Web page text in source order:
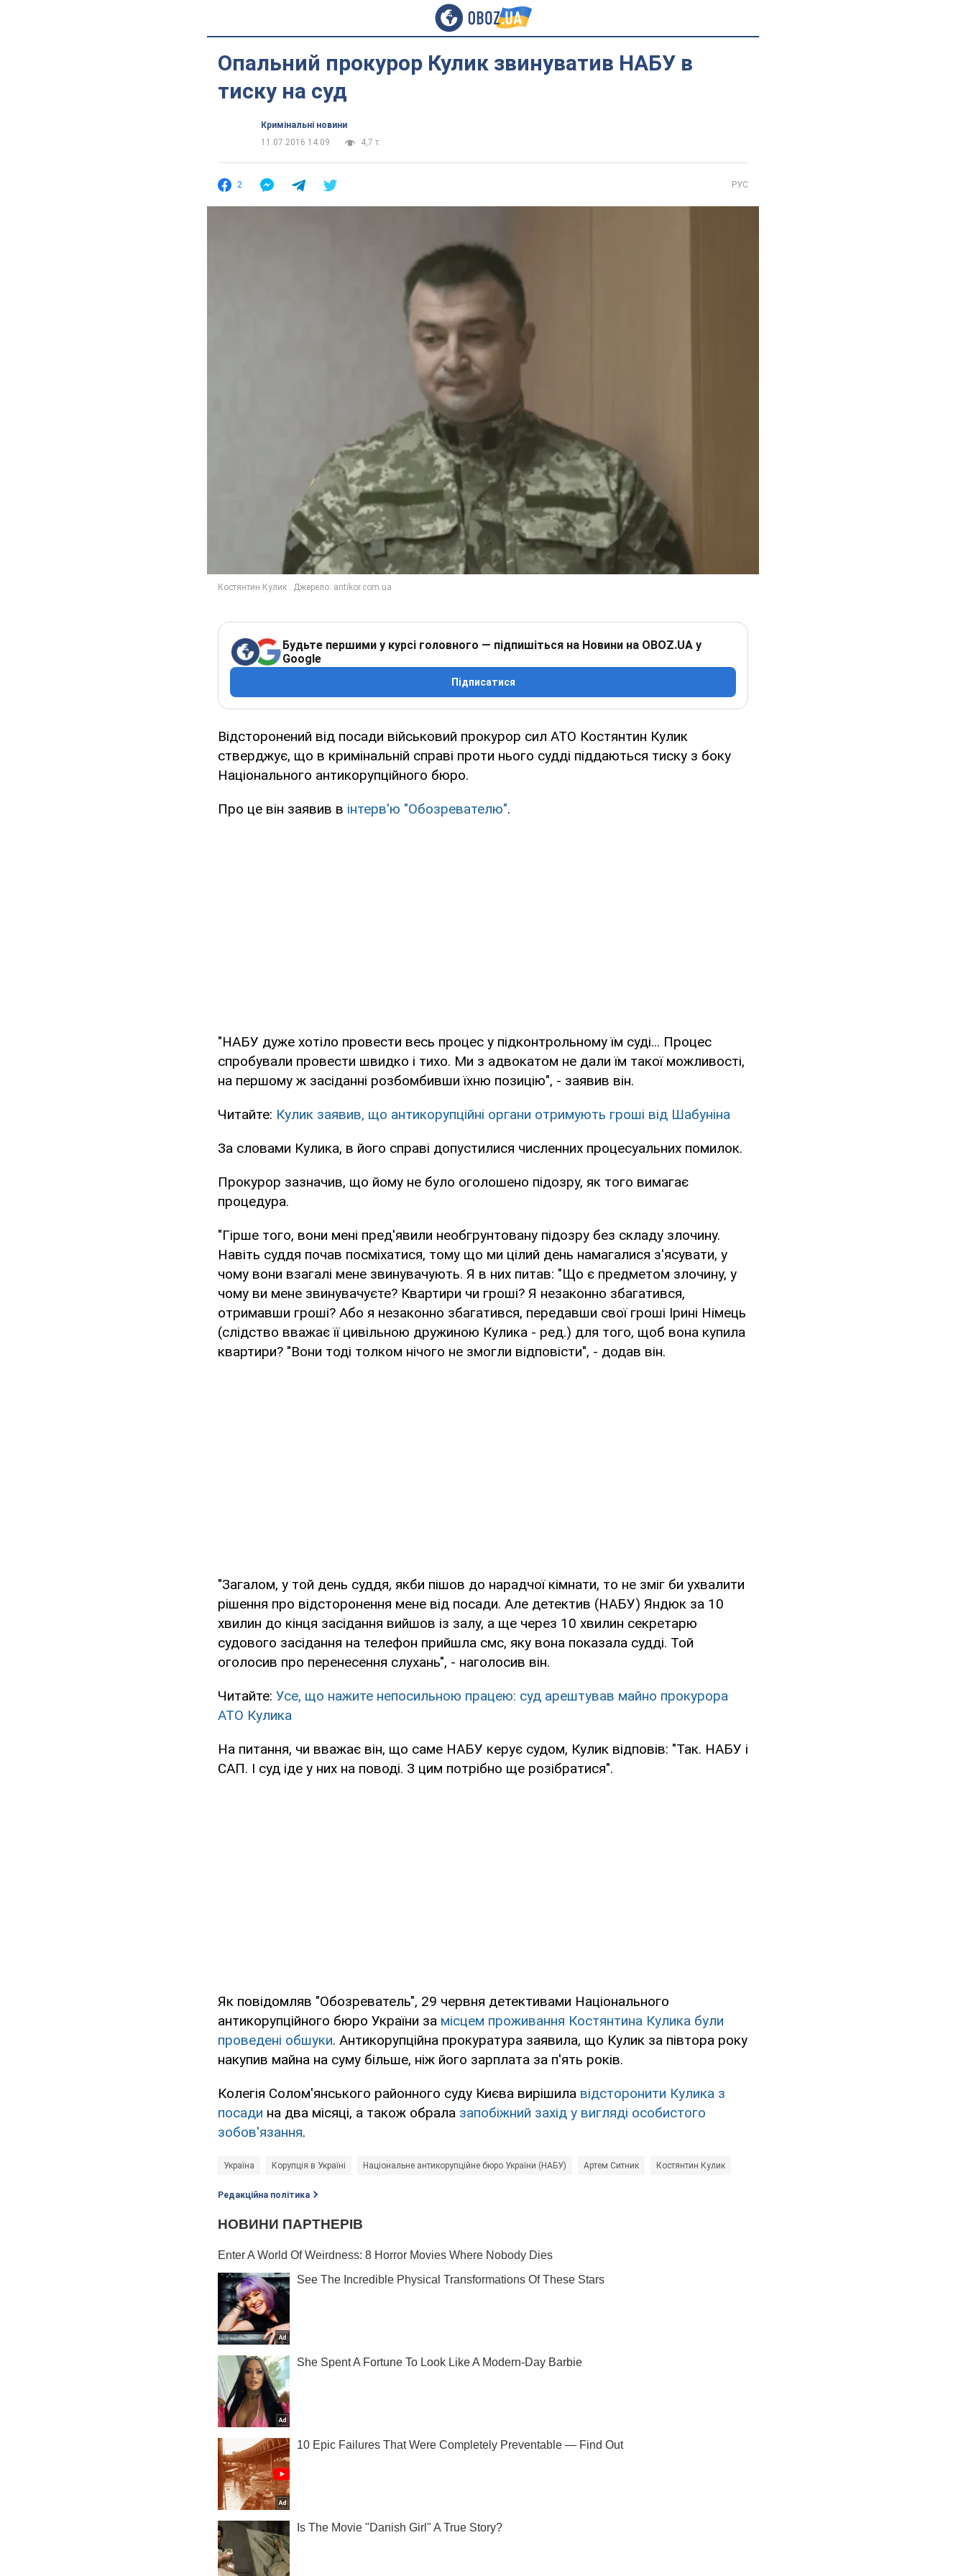
Опальний прокурор Кулик звинуватив НАБУ в
тиску на суд
Кримінальні новини
11.07.2016 14:09
4,7 т.
2 РУС
Будьте першими у курсі головного — підпишіться на Новини на OBOZ.UA у
Google
Підписатися
Відсторонений від посади військовий прокурор сил АТО Костянтин Кулик
стверджує, що в кримінальній справі проти нього судді піддаються тиску з боку
Національного антикорупційного бюро.
Про це він заявив в інтерв'ю "Обозревателю".
"НАБУ дуже хотіло провести весь процес у підконтрольному їм суді... Процес
спробували провести швидко і тихо. Ми з адвокатом не дали їм такої можливості,
на першому ж засіданні розбомбивши їхню позицію", - заявив він.
Читайте: Кулик заявив, що антикорупційні органи отримують гроші від Шабуніна
За словами Кулика, в його справі допустилися численних процесуальних помилок.
Прокурор зазначив, що йому не було оголошено підозру, як того вимагає
процедура.
"Гірше того, вони мені пред'явили необгрунтовану підозру без складу злочину.
Навіть суддя почав посміхатися, тому що ми цілий день намагалися з'ясувати, у
чому вони взагалі мене звинувачують. Я в них питав: "Що є предметом злочину, у
чому ви мене звинувачуєте? Квартири чи гроші? Я незаконно збагатився,
отримавши гроші? Або я незаконно збагатився, передавши свої гроші Ірині Німець
(слідство вважає її цивільною дружиною Кулика - ред.) для того, щоб вона купила
квартири? "Вони тоді толком нічого не змогли відповісти", - додав він.
"Загалом, у той день суддя, якби пішов до нарадчої кімнати, то не зміг би ухвалити
рішення про відсторонення мене від посади. Але детектив (НАБУ) Яндюк за 10
хвилин до кінця засідання вийшов із залу, а ще через 10 хвилин секретарю
судового засідання на телефон прийшла смс, яку вона показала судді. Той
оголосив про перенесення слухань", - наголосив він.
Читайте: Усе, що нажите непосильною працею: суд арештував майно прокурора
АТО Кулика
На питання, чи вважає він, що саме НАБУ керує судом, Кулик відповів: "Так. НАБУ і
САП. І суд іде у них на поводі. З цим потрібно ще розібратися".
Як повідомляв "Обозреватель", 29 червня детективами Національного
антикорупційного бюро України за місцем проживання Костянтина Кулика були
проведені обшуки. Антикорупційна прокуратура заявила, що Кулик за півтора року
накупив майна на суму більше, ніж його зарплата за п'ять років.
Колегія Солом'янського районного суду Києва вирішила відсторонити Кулика з
посади на два місяці, а також обрала запобіжний захід у вигляді особистого
зобов'язання.
Україна Корупція в Україні Національне антикорупційне бюро України (НАБУ) Артем Ситник Костянтин Кулик
Редакційна політика